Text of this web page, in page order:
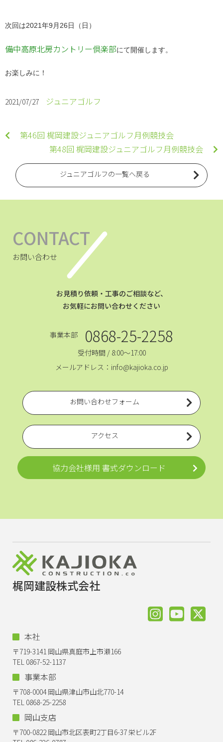
次回は2021年9月26日（日）
備中高原北房カントリー倶楽部にて開催します。
お楽しみに！
2021/07/27 ジュニアゴルフ
第46回 梶岡建設ジュニアゴルフ月例競技会
第48回 梶岡建設ジュニアゴルフ月例競技会
ジュニアゴルフの一覧へ戻る
CONTACT
お問い合わせ
お見積り依頼・工事のご相談など、
お気軽にお問い合わせください
事業本部 0868-25-2258
受付時間 / 8:00～17:00
メールアドレス：info@kajioka.co.jp
お問い合わせフォーム
アクセス
協力会社様用 書式ダウンロード
梶岡建設株式会社
本社
〒719-3141 岡山県真庭市上市瀬166
TEL 0867-52-1137
事業本部
〒708-0004 岡山県津山市山北770-14
TEL 0868-25-2258
岡山支店
〒700-0822 岡山市北区表町2丁目6-37 栄ビル2F